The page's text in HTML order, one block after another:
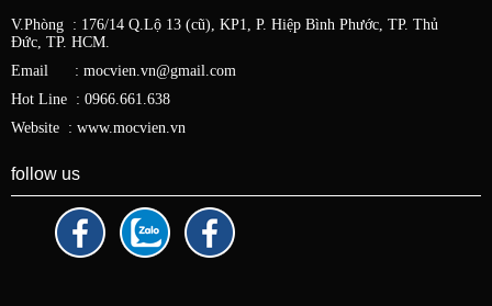
V.Phòng : 176/14 Q.Lộ 13 (cũ), KP1, P. Hiệp Bình Phước, TP. Thủ
Đức, TP. HCM.
Email : mocvien.vn@gmail.com
Hot Line : 0966.661.638
Website : www.mocvien.vn
follow us